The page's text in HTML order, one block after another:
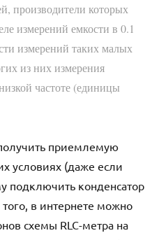
производители которых
измерений емкости в 0.1
измерений таких малых
из них измерения
частоте (единицы
приемлемую
условиях (даже если
подключить конденсатор
в интернете можно
схемы RLC-метра на